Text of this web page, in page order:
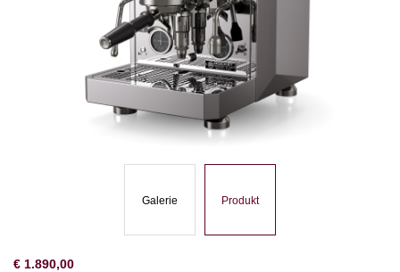
Galerie Produkt
€ 1.890,00